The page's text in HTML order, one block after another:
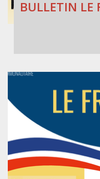
BULLETIN LE